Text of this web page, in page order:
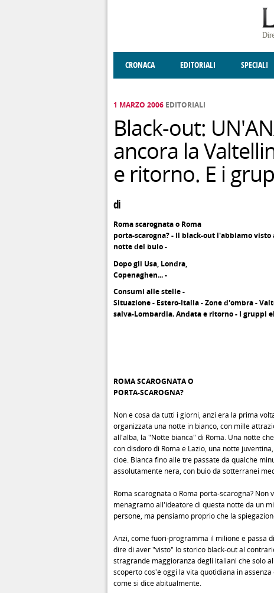
CRONACA EDITORIALI SPECIALI
1 MARZO 2006 EDITORIALI
Black-out:
ancora la
e ritorno. E i
di
Roma scarognata o Roma
porta-scarogna? - Il black-out l'abbiamo visto
notte del buio -
Dopo gli Usa, Londra,
Copenaghen... -
Consumi alle stelle -
Situazione - Estero-Italia - Zone d'ombra -
salva-Lombardia. Andata e ritorno - I gruppi
ROMA SCAROGNATA O
PORTA-SCAROGNA?
Non é cosa da tutti i giorni, anzi era la prima
organizzata una notte in bianco, con mille
all'alba, la "Notte bianca" di Roma. Una notte
con disdoro di Roma e Lazio, una notte
cioé. Bianca fino alle tre passate da qualche
assolutamente nera, con buio da sotterranei
Roma scarognata o Roma porta-scarogna? Non
menagramo all'ideatore di questa notte da un
persone, ma pensiamo proprio che la
Anzi, come fuori-programma il milione e passa
dire di aver "visto" lo storico black-out al
stragrande maggioranza degli italiani che solo
scoperto cos'é oggi la vita quotidiana in
come si dice abitualmente.